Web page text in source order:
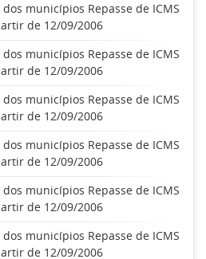
municípios Repasse de ICMS
de 12/09/2006
municípios Repasse de ICMS
de 12/09/2006
municípios Repasse de ICMS
de 12/09/2006
municípios Repasse de ICMS
de 12/09/2006
municípios Repasse de ICMS
de 12/09/2006
municípios Repasse de ICMS
de 12/09/2006